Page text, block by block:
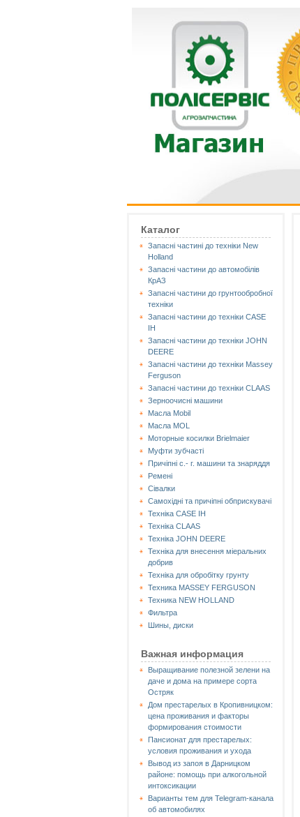
Каталог
Запасні частині до техніки New
Holland
Запасні частини до автомобілів
КрАЗ
Запасні частини до грунтообробної
техніки
Запасні частини до техніки CASE
IH
Запасні частини до техніки JOHN
DEERE
Запасні частини до техніки Massey
Ferguson
Запасні частини до техніки СLAAS
Зерноочисні машини
Масла Mobil
Масла MOL
Моторные косилки Brielmaier
Муфти зубчасті
Причіпні с.- г. машини та знаряддя
Ремені
Сівалки
Самохідні та причіпні обприскувачі
Техніка CASE IH
Техніка CLAAS
Техніка JOHN DEERE
Техніка для внесення міеральних
добрив
Техніка для обробітку грунту
Техника MASSEY FERGUSON
Техника NEW HOLLAND
Фильтра
Шины, диски
Важная информация
Выращивание полезной зелени на
даче и дома на примере сорта
Остряк
Дом престарелых в Кропивницком:
цена проживания и факторы
формирования стоимости
Пансионат для престарелых:
условия проживания и ухода
Вывод из запоя в Дарницком
районе: помощь при алкогольной
интоксикации
Варианты тем для Telegram-канала
об автомобилях